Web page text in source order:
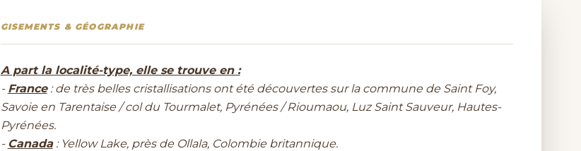
GISEMENTS & GÉOGRAPHIE
A part la localité-type, elle se trouve en :
- France: de très belles cristallisations ont été découvertes sur la commune de Saint Foy,
Savoie en Tarentaise / col du Tourmalet, Pyrénées / Rioumaou, Luz Saint Sauveur, Hautes-
Pyrénées.
- Canada: Yellow Lake, près de Ollala, Colombie britannique.